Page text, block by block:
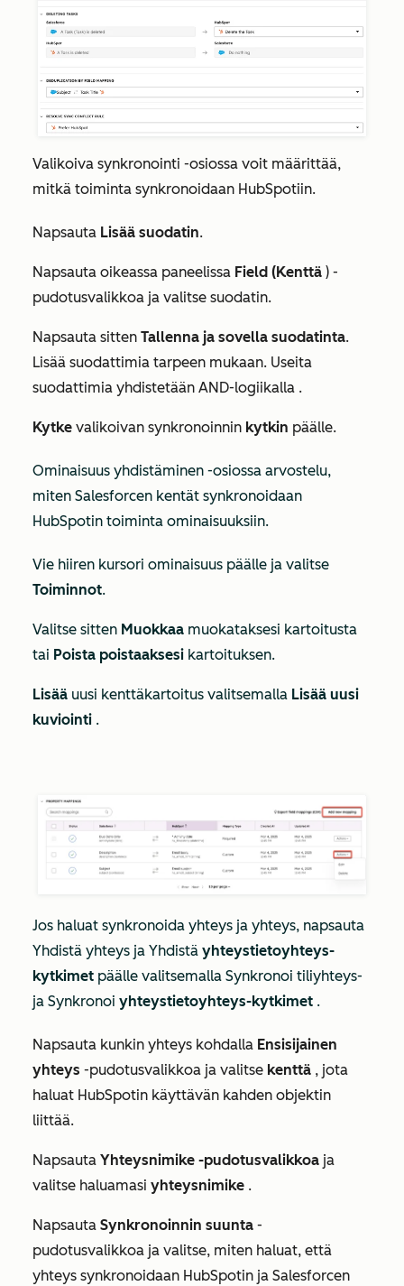
Valikoiva synkronointi -osiossa voit määrittää,
mitkä toiminta synkronoidaan HubSpotiin.
Napsauta Lisää suodatin.
Napsauta oikeassa paneelissa Field (Kenttä ) -
pudotusvalikkoa ja valitse suodatin.
Napsauta sitten Tallenna ja sovella suodatinta.
Lisää suodattimia tarpeen mukaan. Useita
suodattimia yhdistetään AND-logiikalla .
Kytke valikoivan synkronoinnin kytkin päälle.
Ominaisuus yhdistäminen -osiossa arvostelu,
miten Salesforcen kentät synkronoidaan
HubSpotin toiminta ominaisuuksiin.
Vie hiiren kursori ominaisuus päälle ja valitse
Toiminnot.
Valitse sitten Muokkaa muokataksesi kartoitusta
tai Poista poistaaksesi kartoituksen.
Lisää uusi kenttäkartoitus valitsemalla Lisää uusi
kuviointi .
Jos haluat synkronoida yhteys ja yhteys, napsauta
Yhdistä yhteys ja Yhdistä yhteystietoyhteys-
kytkimet päälle valitsemalla Synkronoi tiliyhteys-
ja Synkronoi yhteystietoyhteys-kytkimet .
Napsauta kunkin yhteys kohdalla Ensisijainen
yhteys -pudotusvalikkoa ja valitse kenttä , jota
haluat HubSpotin käyttävän kahden objektin
liittää.
Napsauta Yhteysnimike -pudotusvalikkoa ja
valitse haluamasi yhteysnimike .
Napsauta Synkronoinnin suunta -
pudotusvalikkoa ja valitse, miten haluat, että
yhteys synkronoidaan HubSpotin ja Salesforcen